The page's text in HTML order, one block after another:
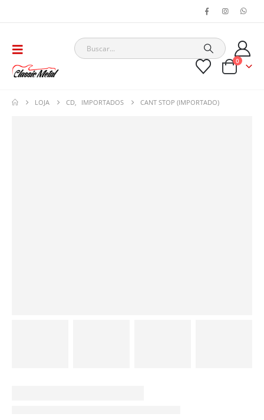
0
LOJA CD IMPORTADOS CANT STOP (IMPORTADO)